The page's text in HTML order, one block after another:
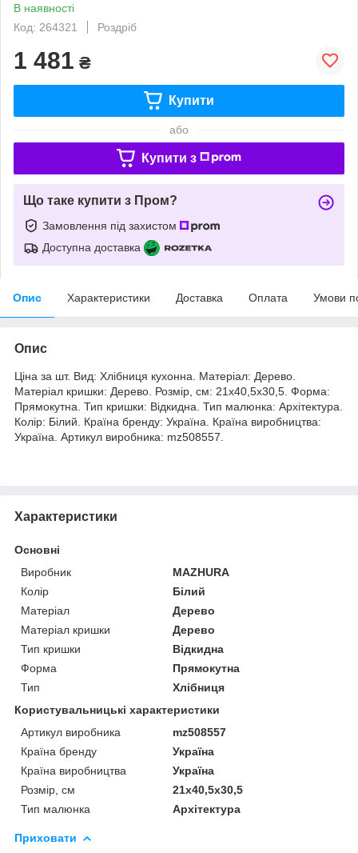
В наявності
Код: 264321
Роздріб
1 481 ₴
Купити
або
Купити з
Що таке купити з Пром?
Замовлення під захистом
Доступна доставка
Опис Характеристики Доставка Оплата Умови
Опис
Ціна за шт. Вид: Хлібниця кухонна. Матеріал: Дерево.
Матеріал кришки: Дерево. Розмір, см: 21х40,5х30,5. Форма:
Прямокутна. Тип кришки: Відкидна. Тип малюнка: Архітектура.
Колір: Білий. Країна бренду: Україна. Країна виробництва:
Україна. Артикул виробника: mz508557.
Характеристики
Основні
Виробник
MAZHURA
Колір
Білий
Матеріал
Дерево
Матеріал кришки
Дерево
Тип кришки
Відкидна
Форма
Прямокутна
Тип
Хлібниця
Користувальницькі характеристики
Артикул виробника
mz508557
Країна бренду
Україна
Країна виробництва
Україна
Розмір, см
21х40,5х30,5
Тип малюнка
Архітектура
Приховати